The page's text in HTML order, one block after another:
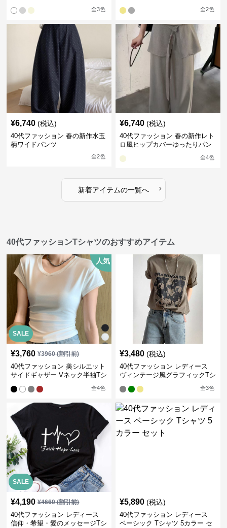
全3色 全2色
¥6,740 (税込)
40代ファッション 春の新作水玉
柄ワイドパンツ
全2色
¥6,740 (税込)
40代ファッション 春の新作レト
ロ風ヒップカバーゆったりパン
全4色
新着アイテムの一覧へ ›
40代ファッションTシャツのおすすめアイテム
SALE
人気
¥3,760 ¥3960(割引前)
40代ファッション 美シルエット
サイドギャザー Vネック半袖Tシ
全4色
¥3,480 (税込)
40代ファッション レディース
ヴィンテージ風グラフィックTシ
全3色
SALE
¥4,190 ¥4660(割引前)
40代ファッション レディース
信仰・希望・愛のメッセージTシ
¥5,890 (税込)
40代ファッション レディース
ベーシック Tシャツ 5カラー セ